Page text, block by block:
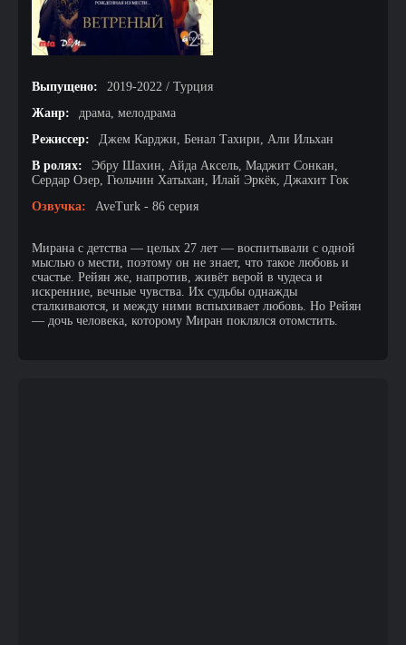
Выпущено:
2019-2022 / Турция
Жанр:
драма, мелодрама
Режиссер:
Джем Карджи, Бенал Тахири, Али Ильхан
В ролях:
Эбру Шахин, Айда Аксель, Маджит Сонкан,
Сердар Озер, Гюльчин Хатыхан, Илай Эркёк, Джахит Гок
Озвучка:
AveTurk - 86 серия
Мирана с детства — целых 27 лет — воспитывали с одной
мыслью о мести, поэтому он не знает, что такое любовь и
счастье. Рейян же, напротив, живёт верой в чудеса и
искренние, вечные чувства. Их судьбы однажды
сталкиваются, и между ними вспыхивает любовь. Но Рейян
— дочь человека, которому Миран поклялся отомстить.